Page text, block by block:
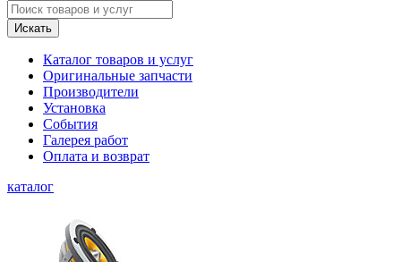
Искать
Каталог товаров и услуг
Оригинальные запчасти
Производители
Установка
События
Галерея работ
Оплата и возврат
каталог